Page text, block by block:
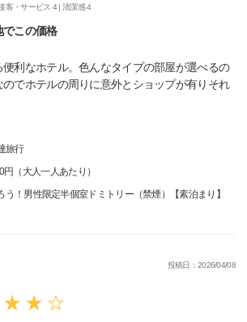
客・サービス 4 |清潔感 4
でこの価格
利なホテル。色んなタイプの部屋が選べるの
でホテルの周りに意外とショップが有りそれ
旅行
円（大人一人あたり）
う！男性限定半個室ドミトリー（禁煙）【素泊まり】
投稿日：2026/04/08